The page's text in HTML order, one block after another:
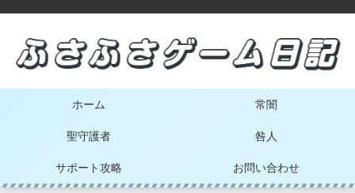
ホーム 常闇
聖守護者 咎人
サポート攻略 お問い合わせ